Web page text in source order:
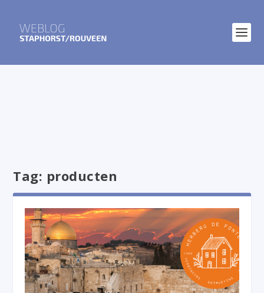
Tag: producten